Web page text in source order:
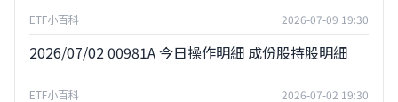
ETF小百科 2026-07-09 19:30
2026/07/02 00981A 今日操作明細 成份股持股明細
ETF小百科 2026-07-02 19:30